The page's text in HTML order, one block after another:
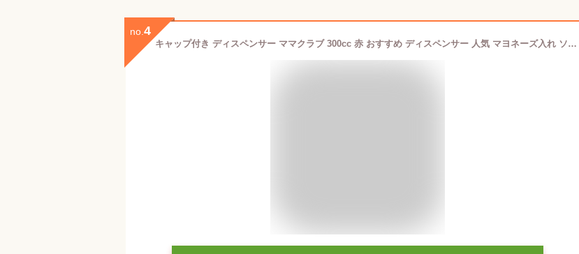
no. 4
キャップ付き ディスペンサー ママクラブ 300cc 赤 おすすめ ディスペンサー 人気 マヨネーズ入れ ソース入れ マヨネーズ差し かき氷シロップ マヨネーズ サラダ マヨネーズかけ マヨネーズボトル ケチャップ入れ ドレッシング入れ 氷シロップかけ ソース ドレッシングポット